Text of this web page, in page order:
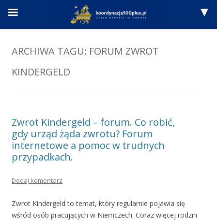
Przejdź
ARCHIWA TAGU: FORUM ZWROT
KINDERGELD
Zwrot Kindergeld – forum. Co robić,
gdy urząd żąda zwrotu? Forum
internetowe a pomoc w trudnych
przypadkach.
Dodaj komentarz
Zwrot Kindergeld to temat, który regularnie pojawia się
wśród osób pracujących w Niemczech. Coraz więcej rodzin